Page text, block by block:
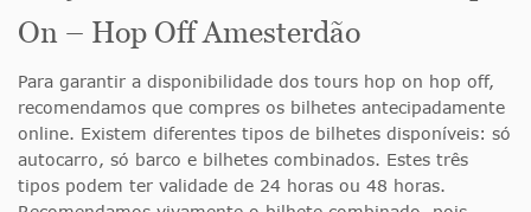
On – Hop Off Amesterdão
Para garantir a disponibilidade dos tours hop on hop off,
recomendamos que compres os bilhetes antecipadamente
online. Existem diferentes tipos de bilhetes disponíveis: só
autocarro, só barco e bilhetes combinados. Estes três
tipos podem ter validade de 24 horas ou 48 horas.